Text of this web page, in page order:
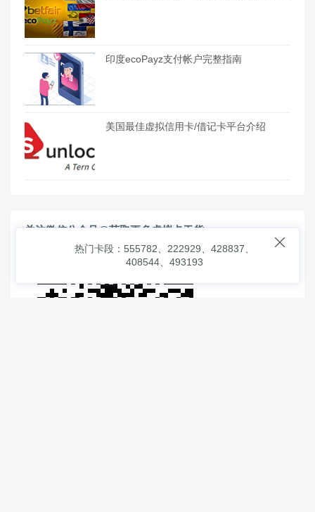
印度ecoPayz支付帐户完整指南
美国最佳虚拟信用卡/借记卡平台介绍
关注微信公众号@获取更多虚拟卡干货

热门卡段：555782、222929、428837、
408544、493193